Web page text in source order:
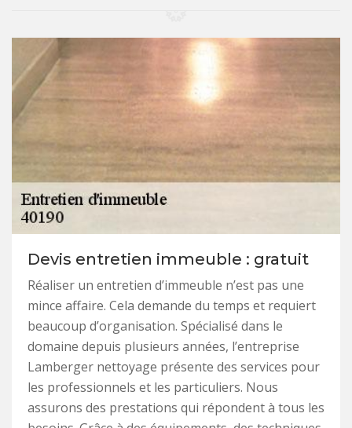
Devis entretien immeuble : gratuit
Réaliser un entretien d’immeuble n’est pas une
mince affaire. Cela demande du temps et requiert
beaucoup d’organisation. Spécialisé dans le
domaine depuis plusieurs années, l’entreprise
Lamberger nettoyage présente des services pour
les professionnels et les particuliers. Nous
assurons des prestations qui répondent à tous les